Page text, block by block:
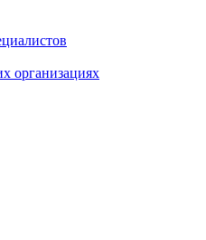
организациях